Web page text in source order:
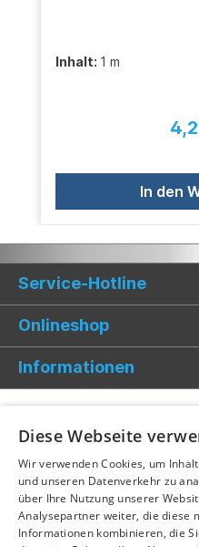
Inhalt: 1 m
In den
Service-Hotline
Onlineshop
Informationen
Diese Webseite
Wir verwenden Cookies, um
und unseren Datenverkehr zu
über Ihre Nutzung unserer
Analysepartner weiter, die diese
Informationen kombinieren, die